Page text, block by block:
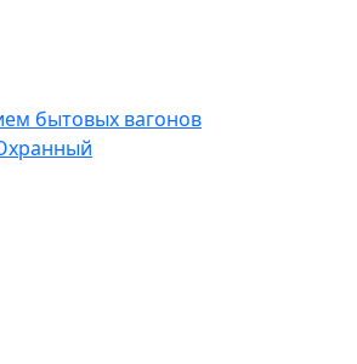
бытовых вагонов